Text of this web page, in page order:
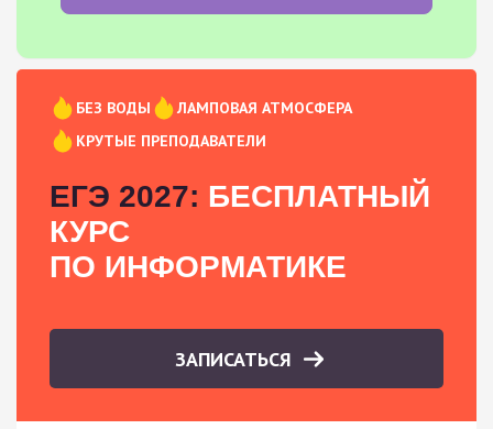
БЕЗ ВОДЫ
ЛАМПОВАЯ АТМОСФЕРА
КРУТЫЕ ПРЕПОДАВАТЕЛИ
ЕГЭ 2027: БЕСПЛАТНЫЙ
КУРС
ПО ИНФОРМАТИКЕ
ЗАПИСАТЬСЯ